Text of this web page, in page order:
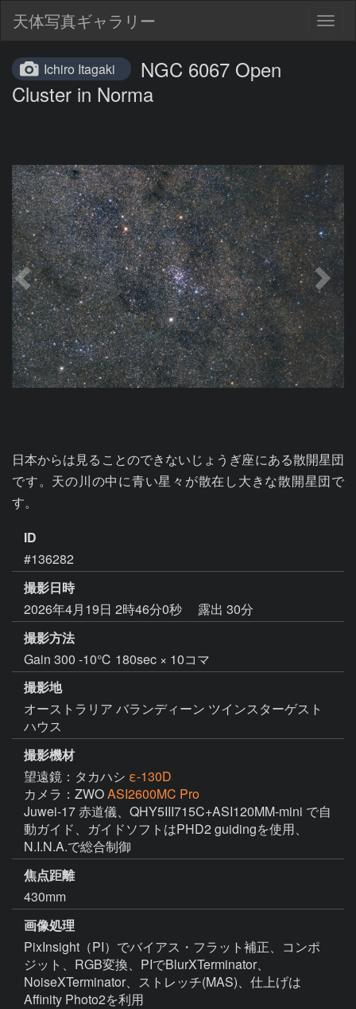
天体写真ギャラリー
Ichiro Itagaki
NGC 6067 Open
Cluster in Norma
日本からは見ることのできないじょうぎ座にある散開星団
です。天の川の中に青い星々が散在し大きな散開星団で
す。
ID
#136282
撮影日時
2026年4月19日 2時46分0秒
露出 30分
撮影方法
Gain 300 -10℃ 180sec × 10コマ
撮影地
オーストラリア バランディーン ツインスターゲスト
ハウス
撮影機材
望遠鏡：タカハシ ε-130D
カメラ：ZWOASI2600MC Pro
Juwei-17 赤道儀、QHY5III715C+ASI120MM-mini で自
動ガイド、ガイドソフトはPHD2 guidingを使用、
焦点距離
430mm
画像処理
PixInsight（PI）でバイアス・フラット補正、コンポ
ジット、RGB変換、PIでBlurXTerminator、
NoiseXTerminator、ストレッチ(MAS)、仕上げは
Affinity Photo2を利用